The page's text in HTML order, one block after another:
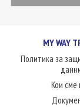
ЛЮБОПИТНО
КОНТАКТИMY WAY
Политика за
Кои сме